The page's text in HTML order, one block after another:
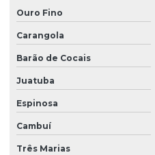
Ouro Fino
Carangola
Barão de Cocais
Juatuba
Espinosa
Cambuí
Três Marias